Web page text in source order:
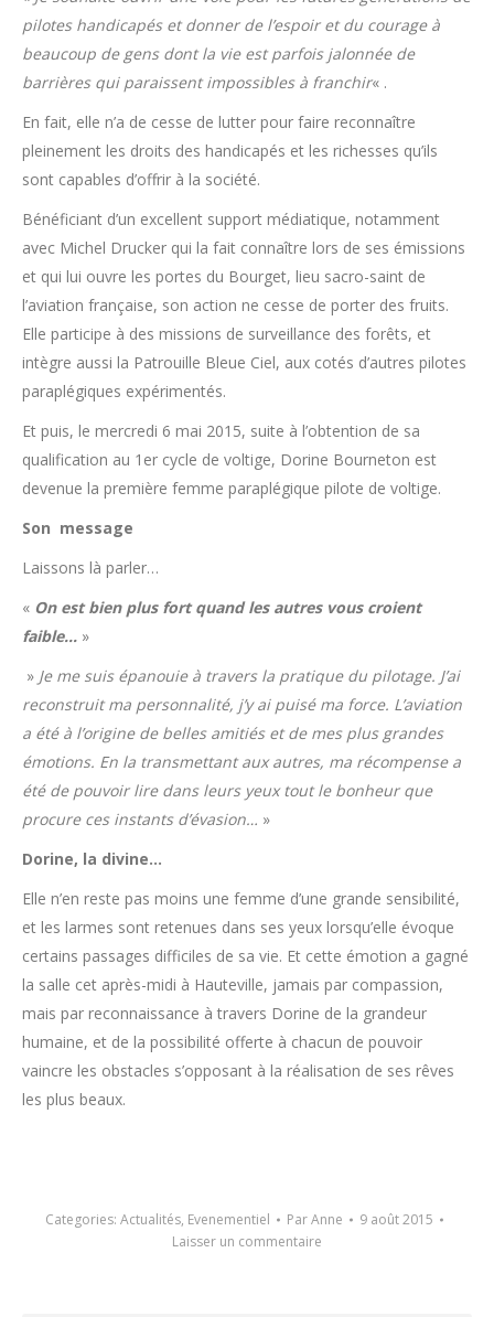
pilotes handicapés et donner de l’espoir et du courage à
beaucoup de gens dont la vie est parfois jalonnée de
barrières qui paraissent impossibles à franchir« .
En fait, elle n’a de cesse de lutter pour faire reconnaître
pleinement les droits des handicapés et les richesses qu’ils
sont capables d’offrir à la société.
Bénéficiant d’un excellent support médiatique, notamment
avec Michel Drucker qui la fait connaître lors de ses émissions
et qui lui ouvre les portes du Bourget, lieu sacro-saint de
l’aviation française, son action ne cesse de porter des fruits.
Elle participe à des missions de surveillance des forêts, et
intègre aussi la Patrouille Bleue Ciel, aux cotés d’autres pilotes
paraplégiques expérimentés.
Et puis, le mercredi 6 mai 2015, suite à l’obtention de sa
qualification au 1er cycle de voltige, Dorine Bourneton est
devenue la première femme paraplégique pilote de voltige.
Son message
Laissons là parler…
« On est bien plus fort quand les autres vous croient
faible… »
» Je me suis épanouie à travers la pratique du pilotage. J’ai
reconstruit ma personnalité, j’y ai puisé ma force. L’aviation
a été à l’origine de belles amitiés et de mes plus grandes
émotions. En la transmettant aux autres, ma récompense a
été de pouvoir lire dans leurs yeux tout le bonheur que
procure ces instants d’évasion… »
Dorine, la divine…
Elle n’en reste pas moins une femme d’une grande sensibilité,
et les larmes sont retenues dans ses yeux lorsqu’elle évoque
certains passages difficiles de sa vie. Et cette émotion a gagné
la salle cet après-midi à Hauteville, jamais par compassion,
mais par reconnaissance à travers Dorine de la grandeur
humaine, et de la possibilité offerte à chacun de pouvoir
vaincre les obstacles s’opposant à la réalisation de ses rêves
les plus beaux.
Categories: Actualités, Evenementiel ParAnne
9 août 2015
Laisser un commentaire